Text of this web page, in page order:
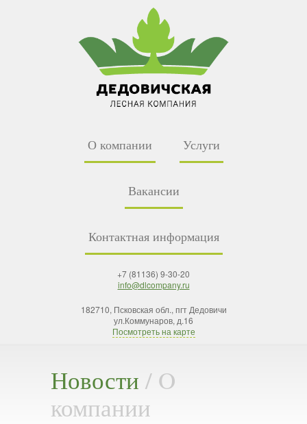
О компании Услуги
Вакансии
Контактная информация
+7 (81136) 9-30-20
info@dlcompany.ru
182710, Псковская обл., пгт Дедовичи
ул.Коммунаров, д.16
Посмотреть на карте
Новости / O
компании